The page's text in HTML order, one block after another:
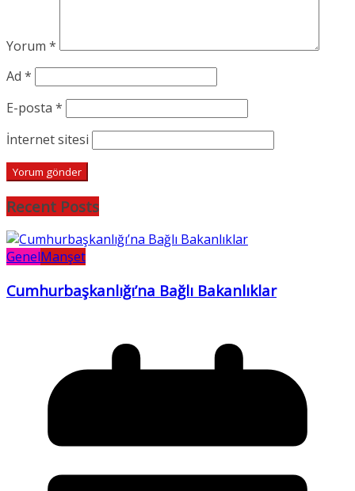
Yorum *
Ad *
E-posta *
İnternet sitesi
Recent Posts
GenelManşet
Cumhurbaşkanlığı’na Bağlı Bakanlıklar